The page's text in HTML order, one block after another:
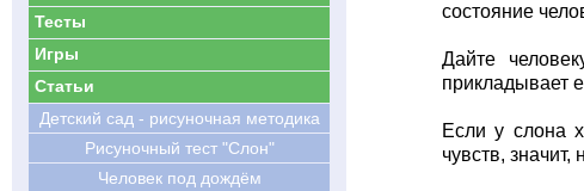
состояние
Дайте
прикладывает
Если у слона
чувств,
Тесты
Игры
Статьи
Детский сад - рисуночная методика
Рисуночный тест "Слон"
Человек под дождём